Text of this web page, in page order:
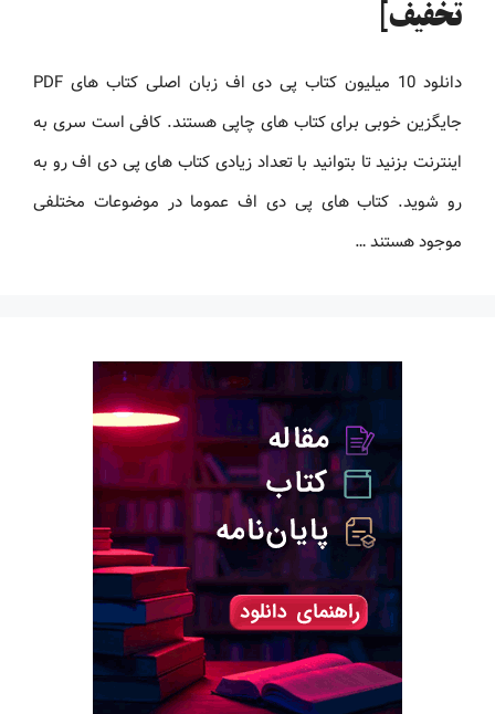
تخفیف]
دانلود 10 میلیون کتاب پی دی اف زبان اصلی کتاب های PDF
جایگزین خوبی برای کتاب های چاپی هستند. کافی است سری به
اینترنت بزنید تا بتوانید با تعداد زیادی کتاب های پی دی اف رو به
رو شوید. کتاب های پی دی اف عموما در موضوعات مختلفی
موجود هستند …